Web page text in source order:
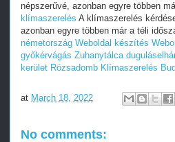
népszerűvé, azonban egyre többen
klímaszerelés A klímaszerelés
azonban egyre többen már a téli
németország Weboldal készítés
győkérvágás Zuhanytálca
kerület Rózsadomb Klímaszerelés
at March 18, 2022
No comments: